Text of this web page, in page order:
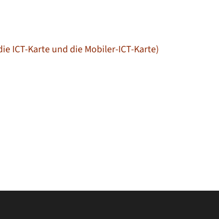
ICT-Karte und die Mobiler-ICT-Karte)